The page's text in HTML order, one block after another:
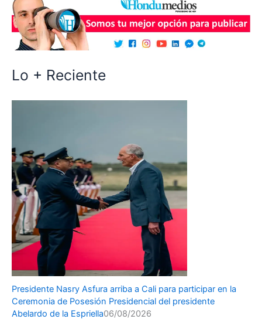
Lo + Reciente
Presidente Nasry Asfura arriba a Cali para participar en la
Ceremonia de Posesión Presidencial del presidente
Abelardo de la Espriella06/08/2026